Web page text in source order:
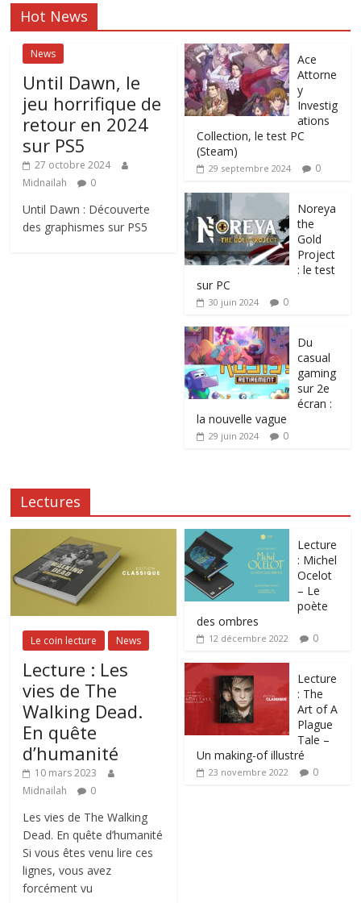
Hot News
News
Until Dawn, le
jeu horrifique de
retour en 2024
sur PS5
27 octobre 2024
Midnailah
0
Until Dawn : Découverte
des graphismes sur PS5
Ace
Attorne
y
Investig
ations
Collection, le test PC
(Steam)
29 septembre 2024 0
Noreya
the
Gold
Project
: le test
sur PC
30 juin 2024 0
Du
casual
gaming
sur 2e
écran :
la nouvelle vague
29 juin 2024 0
Lectures
Le coin lecture News
Lecture : Les
vies de The
Walking Dead.
En quête
d’humanité
10 mars 2023
Midnailah
0
Les vies de The Walking
Dead. En quête d’humanité
Si vous êtes venu lire ces
lignes, vous avez
forcément vu
Lecture
: Michel
Ocelot
– Le
poète
des ombres
12 décembre 2022 0
Lecture
: The
Art of A
Plague
Tale –
Un making-of illustré
23 novembre 2022 0